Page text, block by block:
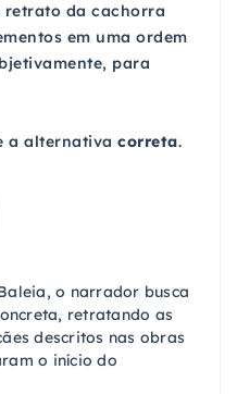
retrato da cachorra
em uma ordem
para
a alternativa correta.
o narrador busca
retratando as
descritos nas obras
o início do